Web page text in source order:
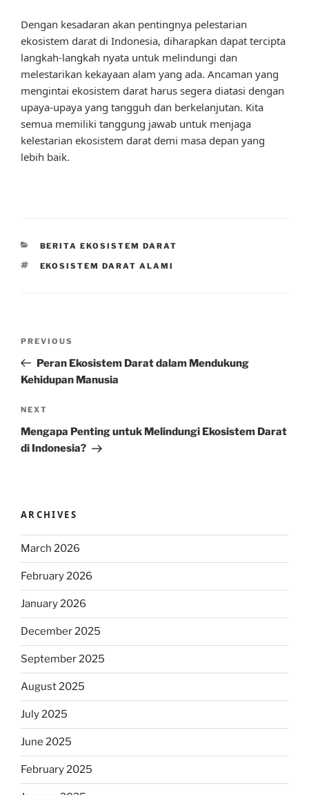
Dengan kesadaran akan pentingnya pelestarian
ekosistem darat di Indonesia, diharapkan dapat tercipta
langkah-langkah nyata untuk melindungi dan
melestarikan kekayaan alam yang ada. Ancaman yang
mengintai ekosistem darat harus segera diatasi dengan
upaya-upaya yang tangguh dan berkelanjutan. Kita
semua memiliki tanggung jawab untuk menjaga
kelestarian ekosistem darat demi masa depan yang
lebih baik.
CATEGORIES
BERITA EKOSISTEM DARAT
TAGS
EKOSISTEM DARAT ALAMI
Previous
Post
PREVIOUS
Peran Ekosistem Darat dalam Mendukung
Kehidupan Manusia
Next
Post
NEXT
Mengapa Penting untuk Melindungi Ekosistem Darat
di Indonesia?
ARCHIVES
March 2026
February 2026
January 2026
December 2025
September 2025
August 2025
July 2025
June 2025
February 2025